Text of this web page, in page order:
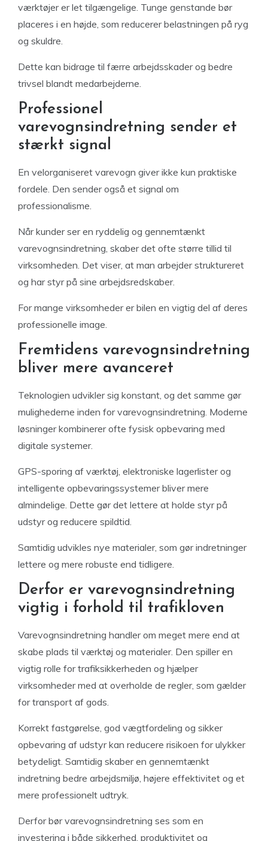
værktøjer er let tilgængelige. Tunge genstande bør
placeres i en højde, som reducerer belastningen på ryg
og skuldre.
Dette kan bidrage til færre arbejdsskader og bedre
trivsel blandt medarbejderne.
Professionel
varevognsindretning sender et
stærkt signal
En velorganiseret varevogn giver ikke kun praktiske
fordele. Den sender også et signal om
professionalisme.
Når kunder ser en ryddelig og gennemtænkt
varevognsindretning, skaber det ofte større tillid til
virksomheden. Det viser, at man arbejder struktureret
og har styr på sine arbejdsredskaber.
For mange virksomheder er bilen en vigtig del af deres
professionelle image.
Fremtidens varevognsindretning
bliver mere avanceret
Teknologien udvikler sig konstant, og det samme gør
mulighederne inden for varevognsindretning. Moderne
løsninger kombinerer ofte fysisk opbevaring med
digitale systemer.
GPS-sporing af værktøj, elektroniske lagerlister og
intelligente opbevaringssystemer bliver mere
almindelige. Dette gør det lettere at holde styr på
udstyr og reducere spildtid.
Samtidig udvikles nye materialer, som gør indretninger
lettere og mere robuste end tidligere.
Derfor er varevognsindretning
vigtig i forhold til trafikloven
Varevognsindretning handler om meget mere end at
skabe plads til værktøj og materialer. Den spiller en
vigtig rolle for trafiksikkerheden og hjælper
virksomheder med at overholde de regler, som gælder
for transport af gods.
Korrekt fastgørelse, god vægtfordeling og sikker
opbevaring af udstyr kan reducere risikoen for ulykker
betydeligt. Samtidig skaber en gennemtænkt
indretning bedre arbejdsmiljø, højere effektivitet og et
mere professionelt udtryk.
Derfor bør varevognsindretning ses som en
investering i både sikkerhed, produktivitet og